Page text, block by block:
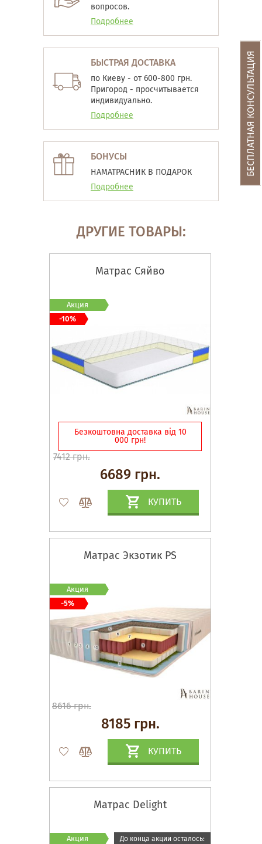
вопросов.
Подробнее
БЫСТРАЯ ДОСТАВКА
по Киеву - от 600-800 грн.
Пригород - просчитывается
индивидуально.
Подробнее
БОНУСЫ
НАМАТРАСНИК В ПОДАРОК
Подробнее
ДРУГИЕ ТОВАРЫ:
Матрас Сяйво
Безкоштовна доставка від 10
000 грн!
7412 грн.
6689 грн.
КУПИТЬ
Акция
-10%
Матрас Экзотик PS
8616 грн.
8185 грн.
КУПИТЬ
Акция
-5%
Матрас Delight
До конца акции осталось:
Акция
БЕСПЛАТНАЯ КОНСУЛЬТАЦИЯ